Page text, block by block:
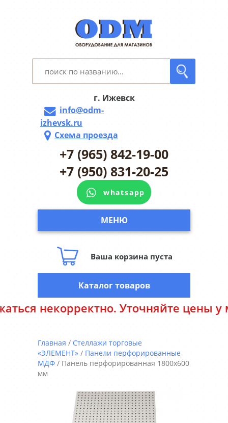
г. Ижевск
info@odm-
izhevsk.ru
Схема проезда
+7 (965) 842-19-00
+7 (950) 831-20-25
whatsapp
МЕНЮ
Ваша корзина пуста
Уточняйте цены у менеджеров.
Каталог товаров
Главная / Стеллажи торговые
«ЭЛЕМЕНТ» / Панели перфорированные
МДФ / Панель перфорированная 1800х600
мм